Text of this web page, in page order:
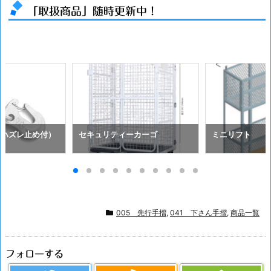
「取扱商品」随時更新中！
ズレ止め付） セキュリティーカーゴ ミニリフト
005 先行手摺, 041 下さん手摺, 商品一覧
フォローする